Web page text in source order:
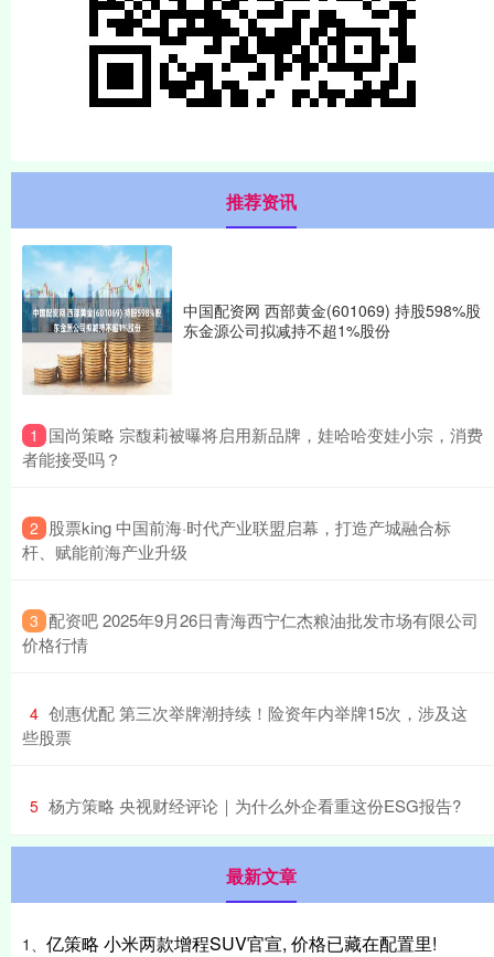
推荐资讯
中国配资网 西部黄金(601069) 持股598%股
东金源公司拟减持不超1%股份
1
​国尚策略 宗馥莉被曝将启用新品牌，娃哈哈变娃小宗，消费
者能接受吗？
2 ​股票king 中国前海·时代产业联盟启幕，打造产城融合标
杆、赋能前海产业升级
3 ​配资吧 2025年9月26日青海西宁仁杰粮油批发市场有限公司
价格行情
4 ​创惠优配 第三次举牌潮持续！险资年内举牌15次，涉及这
些股票
5 ​杨方策略 央视财经评论｜为什么外企看重这份ESG报告?
最新文章
1、 亿策略 小米两款增程SUV官宣, 价格已藏在配置里!